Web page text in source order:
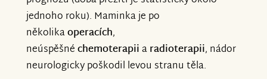
Nějspíše nám bylo jasné, že vzhledem k
povaze onemocnění, k tomuto jednou
dojeme, ale nečekali jsme že tak rychle.
jednoho roku). Maminka je po
několikaoperacích,
neúspěšnéchemoterapiiaradioterapii, nádor
neurologicky poškodil levou stranu těla.